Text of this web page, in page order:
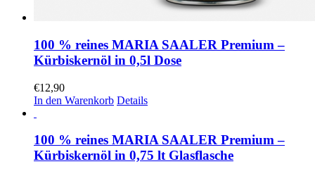
100 % reines MARIA SAALER Premium –
Kürbiskernöl in 0,5l Dose
€12,90
In den Warenkorb Details
100 % reines MARIA SAALER Premium –
Kürbiskernöl in 0,75 lt Glasflasche